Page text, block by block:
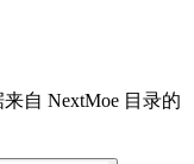
自 NextMoe 目录的